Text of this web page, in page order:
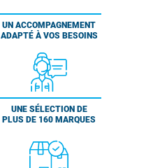
UN ACCOMPAGNEMENT
ADAPTÉ À VOS BESOINS
UNE SÉLECTION DE
PLUS DE 160 MARQUES